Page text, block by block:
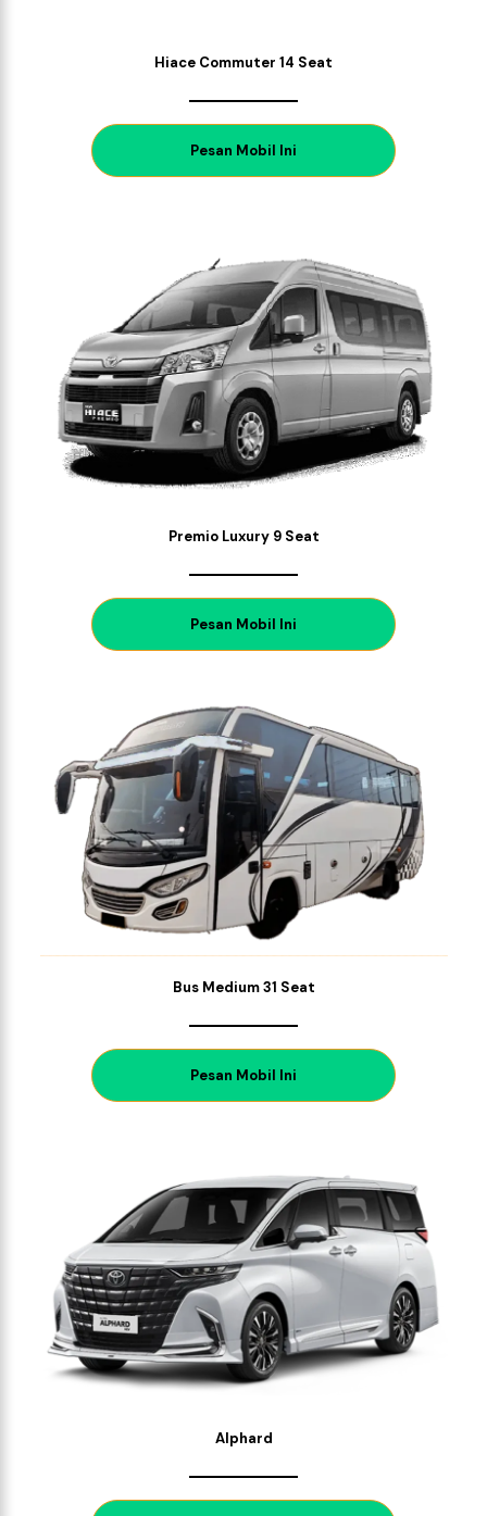
Hiace Commuter 14 Seat
Pesan Mobil Ini
Premio Luxury 9 Seat
Pesan Mobil Ini
Bus Medium 31 Seat
Pesan Mobil Ini
Alphard